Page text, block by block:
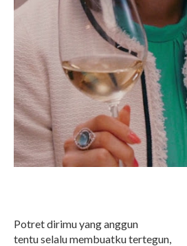
Potret dirimu yang anggun
tentu selalu membuatku tertegun,